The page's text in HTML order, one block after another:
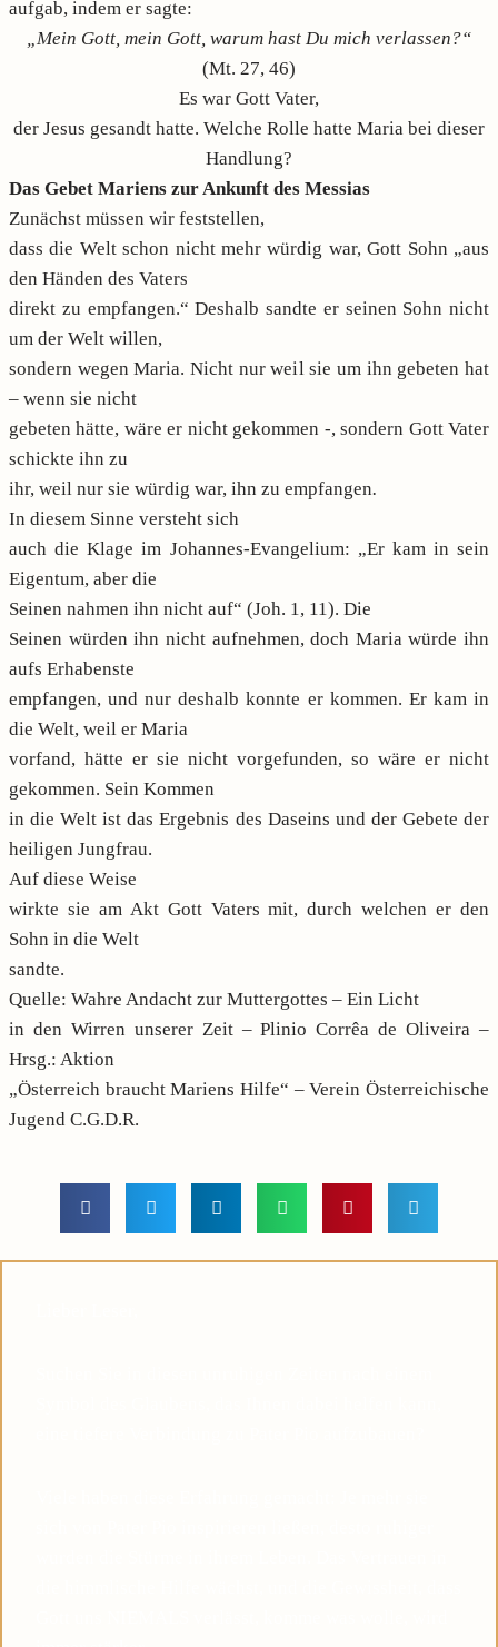
aufgab, indem er sagte:
„Mein Gott, mein Gott, warum hast Du mich verlassen?“
(Mt. 27, 46)
Es war Gott Vater,
der Jesus gesandt hatte. Welche Rolle hatte Maria bei dieser
Handlung?
Das Gebet Mariens zur Ankunft des Messias
Zunächst müssen wir feststellen,
dass die Welt schon nicht mehr würdig war, Gott Sohn „aus
den Händen des Vaters
direkt zu empfangen.“ Deshalb sandte er seinen Sohn nicht
um der Welt willen,
sondern wegen Maria. Nicht nur weil sie um ihn gebeten hat
– wenn sie nicht
gebeten hätte, wäre er nicht gekommen -, sondern Gott Vater
schickte ihn zu
ihr, weil nur sie würdig war, ihn zu empfangen.
In diesem Sinne versteht sich
auch die Klage im Johannes-Evangelium: „Er kam in sein
Eigentum, aber die
Seinen nahmen ihn nicht auf“ (Joh. 1, 11). Die
Seinen würden ihn nicht aufnehmen, doch Maria würde ihn
aufs Erhabenste
empfangen, und nur deshalb konnte er kommen. Er kam in
die Welt, weil er Maria
vorfand, hätte er sie nicht vorgefunden, so wäre er nicht
gekommen. Sein Kommen
in die Welt ist das Ergebnis des Daseins und der Gebete der
heiligen Jungfrau.
Auf diese Weise
wirkte sie am Akt Gott Vaters mit, durch welchen er den
Sohn in die Welt
sandte.
Quelle: Wahre Andacht zur Muttergottes – Ein Licht
in den Wirren unserer Zeit – Plinio Corrêa de Oliveira –
Hrsg.: Aktion
„Österreich braucht Mariens Hilfe“ – Verein Österreichische
Jugend C.G.D.R.